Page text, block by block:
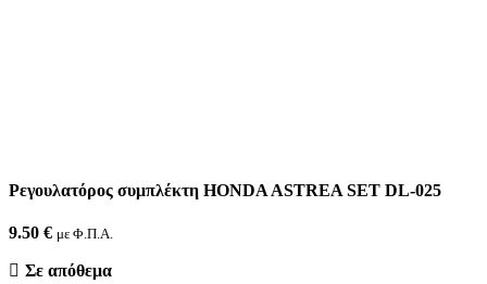
Ρεγουλατόρος συμπλέκτη HONDA ASTREA SET DL-025
9.50 € με Φ.Π.Α.
Σε απόθεμα